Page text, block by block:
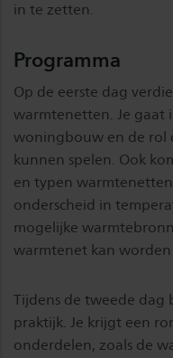
in te zetten.
Programma
Op de eerste dag
warmtenetten. Je gaat
woningbouw en de rol
kunnen spelen. Ook
en typen
onderscheid in
mogelijke
warmtenet kan
Tijdens de tweede dag
praktijk. Je krijgt een
onderdelen, zoals de